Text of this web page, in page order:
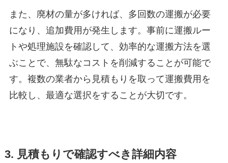
また、廃材の量が多ければ、多回数の運搬が必要
になり、追加費用が発生します。事前に運搬ルー
トや処理施設を確認して、効率的な運搬方法を選
ぶことで、無駄なコストを削減することが可能で
す。複数の業者から見積もりを取って運搬費用を
比較し、最適な選択をすることが大切です。
3. 見積もりで確認すべき詳細内容